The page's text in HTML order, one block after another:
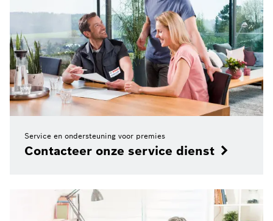
Service en ondersteuning voor premies
Contacteer onze service dienst